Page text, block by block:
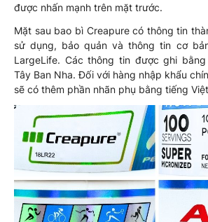
được nhấn mạnh trên mặt trước.
Mặt sau bao bì Creapure có thông tin
sử dụng, bảo quản và thông tin cơ
LargeLife. Các thông tin được ghi
Tây Ban Nha. Đối với hàng nhập khẩu
sẽ có thêm phần nhãn phụ bằng tiếng